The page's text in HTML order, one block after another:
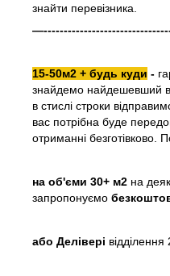
знайти перевізника.
15-50м2 + будь куди -
знайдемо найдешевший
в стислі строки
вас потрібна буде
отриманні безготівково.
на об'єми 30+ м2 на
запропонуємо
або Делівері